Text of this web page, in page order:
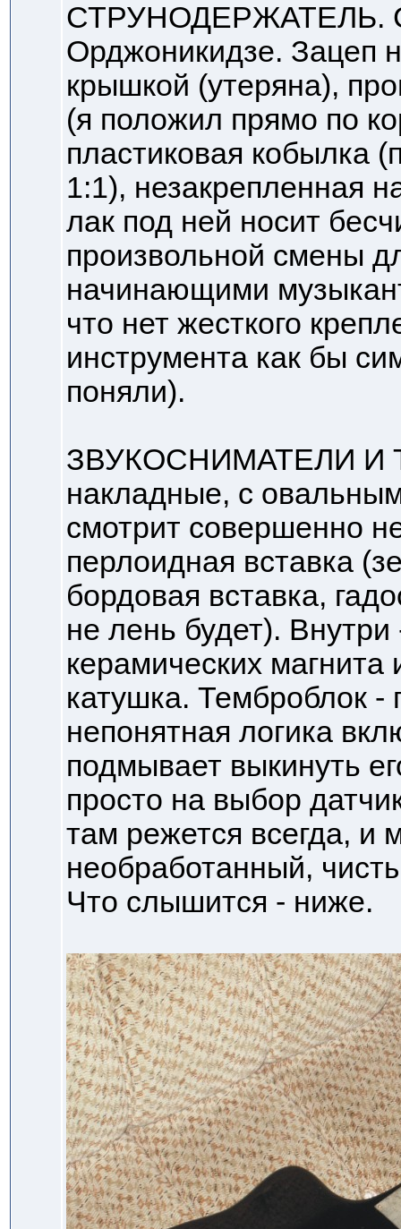
СТРУНОДЕРЖАТЕЛЬ.
Орджоникидзе. Зацеп
крышкой (утеряна),
(я положил прямо по
пластиковая кобылка
1:1), незакрепленная
лак под ней носит
произвольной смены
начинающими
что нет жесткого
инструмента как бы
поняли).
ЗВУКОСНИМАТЕЛИ И
накладные, с
смотрит совершенно
перлоидная вставка
бордовая вставка,
не лень будет).
керамических магнита
катушка. Темброблок -
непонятная логика
подмывает выкинуть
просто на выбор
там режется всегда,
необработанный,
Что слышится - ниже.